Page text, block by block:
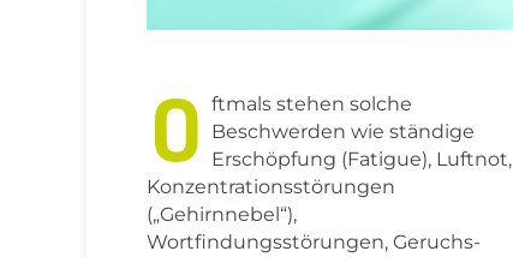
O ftmals stehen solche
Beschwerden wie ständige
Erschöpfung (Fatigue), Luftnot,
Konzentrationsstörungen
(„Gehirnnebel“),
Wortfindungsstörungen, Geruchs-